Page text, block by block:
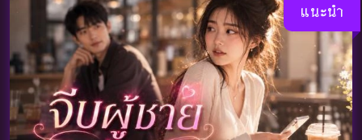
แนะนำ